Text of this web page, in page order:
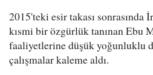
2015'teki esir takası sonrasında
kısmi bir özgürlük tanınan Ebu
faaliyetlerine düşük yoğunluklu
çalışmalar kaleme aldı.